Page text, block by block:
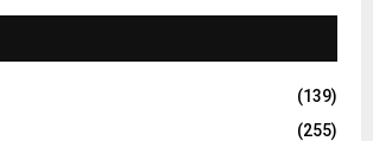
(139)
(255)